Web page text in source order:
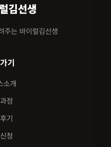
김선생
주는 바이럴김선생
기
소개
정
기
청